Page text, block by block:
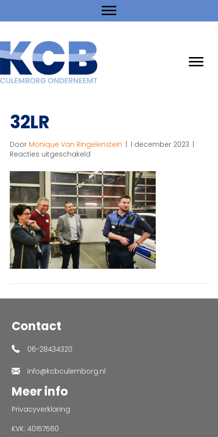
32LR
Door Monique Van Ringelenstein | 1 december 2023 |
Reacties uitgeschakeld
Contact
06-28434320
info@kcbculemborg.nl
Meer info
Privacyverklaring
KVK: 40157560